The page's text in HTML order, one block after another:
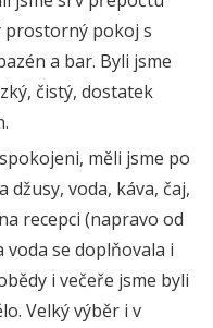
prostorný pokoj s
a bar. Byli jsme
čistý, dostatek
měli jsme po
džusy, voda, káva, čaj,
recepci (napravo od
voda se doplňovala i
i večeře jsme byli
Velký výběr i v